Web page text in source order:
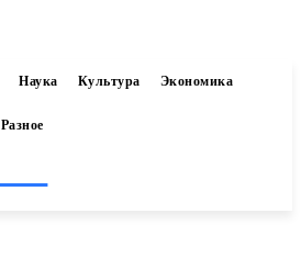
Наука Культура Экономика
Разное